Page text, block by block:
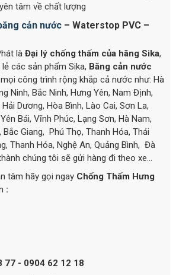
tâm về chất lượng
cản nước – Waterstop PVC –
là Đại lý chống thấm của hãng Sika,
các sản phẩm Sika, Băng cản nước
công trình rộng khắp cả nước như: Hà
Ninh, Bắc Ninh, Hưng Yên, Nam Định,
Dương, Hòa Bình, Lào Cai, Sơn La,
Bái, Vĩnh Phúc, Lạng Sơn, Hà Nam,
Bắc Giang, Phú Thọ, Thanh Hóa, Thái
Thanh Hóa, Nghệ An, Quảng Bình, Đà
chúng tôi sẽ gửi hàng đi theo xe...
tâm hãy gọi ngay Chống Thấm Hưng
:
77 - 0904 62 12 18